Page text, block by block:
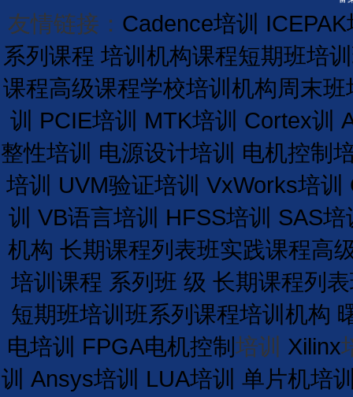
友情链接： Cadence培训
系列课程 培训机构课程短期班培训
课程高级课程学校培训 机构周末班
训 PCIE培训 MTK培训 Cortex训
整性培训 电源设计培训 电机控制
培训 UVM验证培训 VxWorks培训
训 VB语言培训 HFSS培训 SAS培
机构 长期课程列表班实践课程高
培训课程 系列班 级 长期课程列表
短期班培训 班系列课程培训 机构
电培训 FPGA电机控制 培训 Xilinx
训 Ansys培训 LUA培训 单片机培